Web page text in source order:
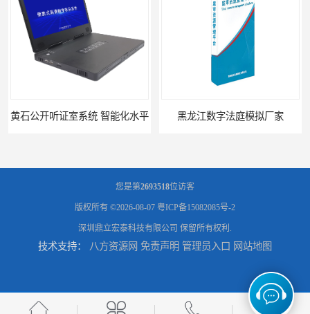
黄石公开听证室系统 智能化水平 黑龙江数字法庭模拟厂家
六盘水模拟法庭厂家 承德心理咨询录像室厂家
您是第2693518位访客
版权所有 ©2026-08-07 粤ICP备15082085号-2
深圳鼎立宏泰科技有限公司 保留所有权利.
技术支持： 八方资源网 免责声明 管理员入口 网站地图